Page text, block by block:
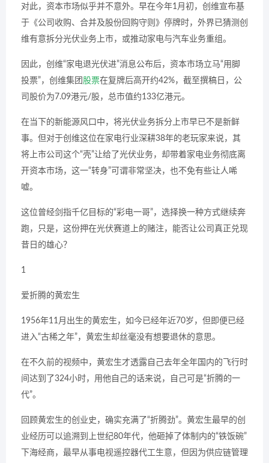
对此，资本市场似乎并不意外。早在今年1月初，创维宣布基
于《公司收购、合并及股份回购守则》停牌时，外界已猜测创
维有意拆分光伏业务上市，或推动家电与汽车业务重组。
因此，创维“家电退光伏进”消息公布后，资本市场立马“用脚
投票”，创维集团 股票在复牌后高开约42%，截至撰稿日，公
司股价为7.09港元/股，总市值约133亿港元。
在当下的新能源风口中，将光伏业务拆分上市早已不是新鲜
事。但对于创维这位在家电行业深耕38年的老玩家来说，其
将上市公司这个“壳”让给了光伏业务，却带着家电业务彻底离
开资本市场，这一“转身”可谓非常坚决，也不免有些让人唏
嘘。
这位曾经剑指千亿目标的“彩电一哥”，选择换一种方式继续奔
跑，只是，这份押在光伏赛道上的赌注，能否让公司真正兑现
昔日的雄心？
1
爱折腾的黄宏生
1956年11月出生的黄宏生，如今已经年近70岁，但即便已经
进入“古稀之年”，黄宏生却丝毫没有想要退休的意思。
在不久前的视频中，黄宏生才透露自己去年全年国内的飞行时
间达到了324小时，用他自己的话来说，自己可是“折腾的一
代”。
回顾黄宏生的创业史，确实充满了“折腾劲”。黄宏生最早的创
业经历可以追溯到上世纪80年代，他砸掉了体制内的“铁饭碗”
下海经商，最早从事电视遥控器代工生意，但因为供应链管理